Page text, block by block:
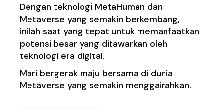
Dengan teknologi MetaHuman dan
Metaverse yang semakin berkembang,
inilah saat yang tepat untuk memanfaatkan
potensi besar yang ditawarkan oleh
teknologi era digital.
Mari bergerak maju bersama di dunia
Metaverse yang semakin menggairahkan.